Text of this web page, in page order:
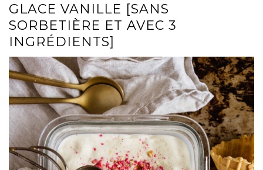
GLACE VANILLE [SANS
SORBETIÈRE ET AVEC 3
INGRÉDIENTS]